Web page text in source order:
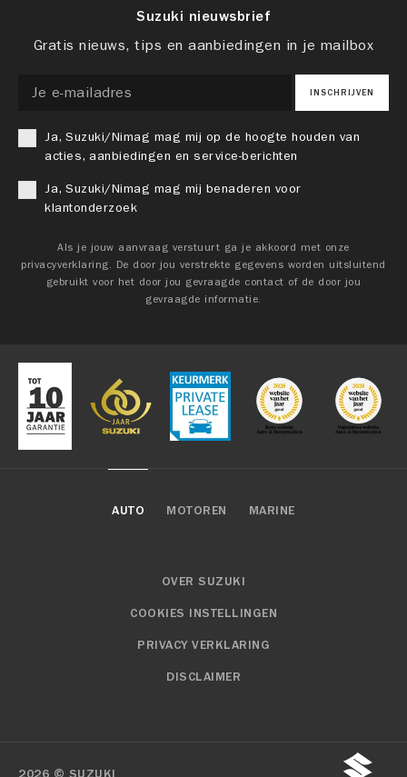
Suzuki nieuwsbrief
Gratis nieuws, tips en aanbiedingen in je mailbox
INSCHRIJVEN
Ja, Suzuki/Nimag mag mij op de hoogte houden van
acties, aanbiedingen en service-berichten
Ja, Suzuki/Nimag mag mij benaderen voor
klantonderzoek
Als je jouw aanvraag verstuurt ga je akkoord met onze
privacyverklaring. De door jou verstrekte gegevens worden uitsluitend
gebruikt voor het door jou gevraagde contact of de door jou
gevraagde informatie.
AUTO MOTOREN MARINE
OVER SUZUKI
COOKIES INSTELLINGEN
PRIVACY VERKLARING
DISCLAIMER
2026 © SUZUKI